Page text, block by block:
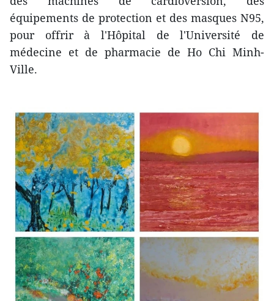
équipements de protection et des masques N95,
pour offrir à l'Hôpital de l'Université de
médecine et de pharmacie de Ho Chi Minh-
Ville.